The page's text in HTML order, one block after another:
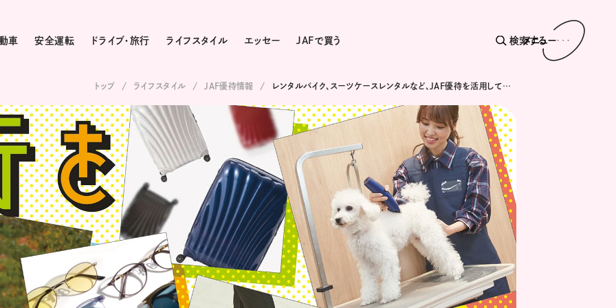
車 安全運転 ドライブ・旅行 ライフスタイル エッセー JAFで買う 検索する
メニュー
トップ ライフスタイル JAF優待情報 レンタルバイク、スーツケースレンタルなど、JAF優待を活用して旅上手に!